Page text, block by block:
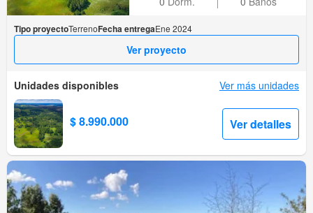
Tipo proyectoTerrenoFecha entregaEne 2024
Ver proyecto
Unidades disponibles Ver más unidades
$ 8.990.000 Ver detalles